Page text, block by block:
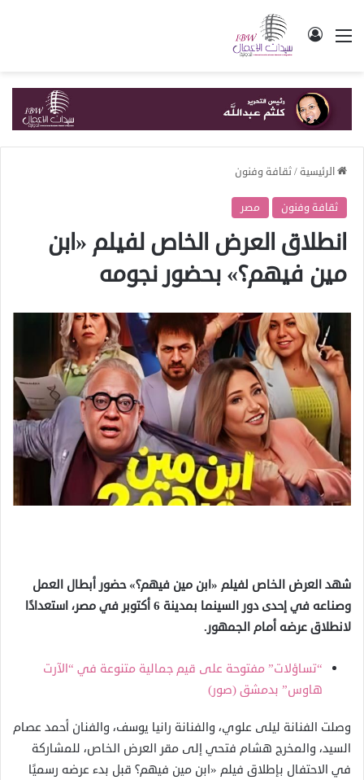
القائمة تسجيل الدخول
الرئيسية/ثقافة وفنون
ثقافة وفنون مصر
انطلاق العرض الخاص لفيلم «ابن
مين فيهم؟» بحضور نجومه
شهد العرض الخاص لفيلم «ابن مين فيهم؟» حضور أبطال العمل
وصناعه في إحدى دور السينما بمدينة 6 أكتوبر في مصر، استعدادًا
لانطلاق عرضه أمام الجمهور.
“تساؤلات” مفتوحة على قيم جمالية متنوعة في “الآرت
هاوس” بدمشق (صور)
وصلت الفنانة ليلى علوي، والفنانة رانيا يوسف، والفنان أحمد عصام
السيد، والمخرج هشام فتحي إلى مقر العرض الخاص، للمشاركة
في الاحتفال بإطلاق فيلم «ابن مين فيهم؟ قبل بدء عرضه رسميًا